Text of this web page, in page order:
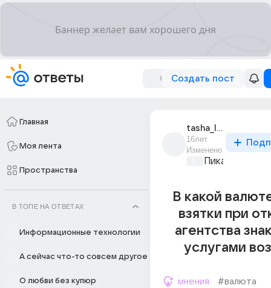
Создать пост
Главная
Моя лента
Пространства
В ТОПЕ НА ОТВЕТАХ
Информационные технологии
А сейчас что-то совсем другое
О любви без купюр
tasha_liubopytnaia
16лет
Изменено
Пикантно о
В какой
взятки при
агентства
услугами
мнения #валюта